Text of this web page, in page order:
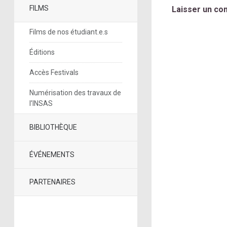
FILMS
Films de nos étudiant.e.s
Éditions
Accès Festivals
Numérisation des travaux de
l’INSAS
BIBLIOTHÈQUE
ÉVÉNEMENTS
PARTENAIRES
Laisser un